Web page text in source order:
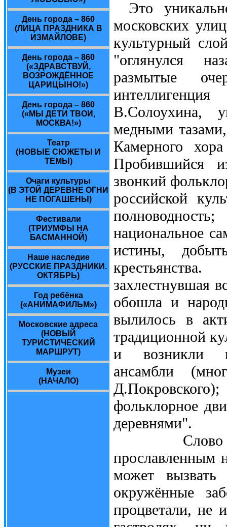
День города – 860
(ЛИЦА ПРАЗДНИКА В
ИЗМАЙЛОВЕ)
День города – 860
(«ЗДРАВСТВУЙ,
ВОЗРОЖДЁННОЕ
ЦАРИЦЫНО!»)
День города – 860
(«МЫ ДЕТИ ТВОИ,
МОСКВА!»)
Театр
(НОВЫЕ СЮЖЕТЫ И
ТЕМЫ)
Очаги культуры
(В ЭТОЙ ДЕРЕВНЕ ОГНИ
НЕ ПОГАШЕНЫ)
Фестивали
(ТРИУМФЫ НА
БАСМАННОЙ)
Наше наследие
(РУССКИЕ ПРАЗДНИКИ.
ОКТЯБРЬ)
Год ребёнка
(«АНИМАФИЛЬМ»)
Московские адреса
(НОВЫЙ
ТУРИСТИЧЕСКИЙ
МАРШРУТ)
Музеи
(НАЧАЛО)
Это
московских
культурный
"оглянулся
размытые
В.Солоухина,
медными
Камерного
Пробившийся
звонкий
российской
национальное
истины,
захлестнувшая
обошла и
вылилось в
традиционной
и возникли
ансамбли
фольклорное
деревнями".
Слово
прославленным
может
окружённые
процветали, не